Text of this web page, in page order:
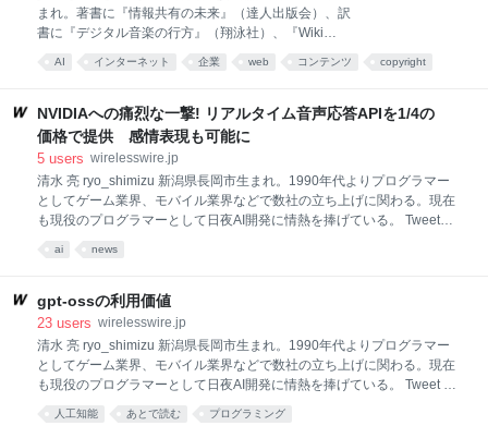
から気になっていましたが、正直なところ、買うのを
躊躇していました。なぜかというと、もし本当にこの
本の著者がサトシ・ナカモトが誰かを明確に特定した
ょ？
まれ。著書に『情報共有の未来』（達人出版会）、訳
書に『デジタル音楽の行方』（翔泳社）、『Wiki
Way』（ソフトバンク クリエイティブ）、『ウェブロ
グ・ハンドブック』（毎日コミュニケーションズ）が
筆活動を続ける。 Tweet Linuxやフリーソフトウェア
についてのウェブマガジンの老舗であるLWN.netが、
今年の2月に「AIスクレイパーボット禍との戦い」とい
イトの運営には多くの課題が伴いますが、近年、生成
AIシステムのモデル訓練のために、インターネット全
体からデータを掻き集めようとするAIスクレイパーボ
ットへの対策が新たに加わりました。 LWN.netの共同
AI インターネット 企業 web コンテンツ copyright
NVIDIAへの痛烈な一撃! リアルタイム音声応答APIを1/4の
価格で提供 感情表現も可能に
5 users wirelesswire.jp
清水 亮 ryo_shimizu 新潟県長岡市生まれ。1990年代よりプログラマー
としてゲーム業界、モバイル業界などで数社の立ち上げに関わる。現在
も現役のプログラマーとして日夜AI開発に情熱を捧げている。 Tweet
エーションといった音声合成技術に特化したスタートアップで、CEOの
アラン・コーウェン氏はUCバークレーで心理学の博士号を習得した後、
GoogleのAI部門において感情コンピューティングチームを率いていた異
色の経歴の持ち主。 2021年に設立された同社では、AIが人間の感情を理
解し、共感する能力を持つことが、今後のAI技術の発展において不可欠
ai news
gpt-ossの利用価値
23 users wirelesswire.jp
清水 亮 ryo_shimizu 新潟県長岡市生まれ。1990年代よりプログラマー
としてゲーム業界、モバイル業界などで数社の立ち上げに関わる。現在
も現役のプログラマーとして日夜AI開発に情熱を捧げている。 Tweet 小
規模でも高性能なLLMがたくさん出てくるようになり、LLMのファイン
チューニング手法もこなれてきた。かつては、QLoRAなどのファインチ
人工知能 あとで読む プログラミング